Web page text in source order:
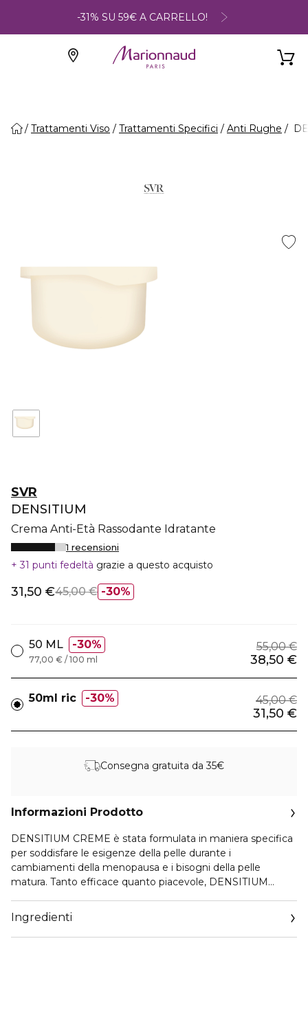
-31% SU 59€ A CARRELLO!
Trattamenti Viso Trattamenti Specifici Anti Rughe
SVR
DENSITIUM
Crema Anti-Età Rassodante Idratante
1 recensioni
31 punti fedeltà grazie a questo acquisto
30%
31,50 €45,00 €
50 ML 30% 55,00 €
38,50 €
77,00 € / 100 ml
50ml ric 30% 45,00 €
31,50 €
Consegna gratuita da 35€
Informazioni Prodotto
DENSITIUM CREME è stata formulata in maniera specifica
per soddisfare le esigenze della pelle durante i
cambiamenti della menopausa e i bisogni della pelle
matura. Tanto efficace quanto piacevole, DENSITIUM
dermatologici selezionati: Acido Ialuronico ultra-
frammentato e Bio-Calcio, principi attivi da sempre presenti
all’interno della linea, svolgono un’azione rimpolpante e
Ingredienti